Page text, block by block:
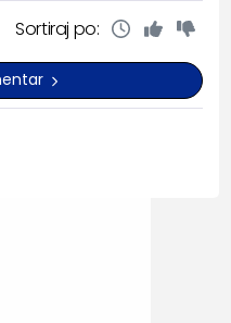
Sortiraj po: